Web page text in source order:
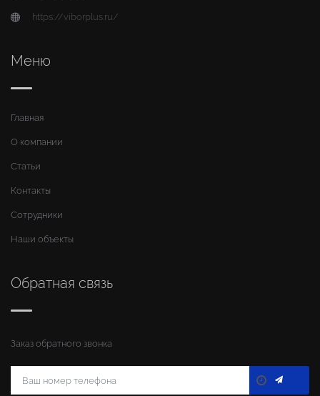
https://viborplus.ru/
Меню
Главная
О компании
Статьи
Контакты
Сотрудники
Наши объекты
Обратная связь
Заказ обратного звонка